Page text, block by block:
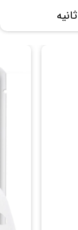
ثانیه